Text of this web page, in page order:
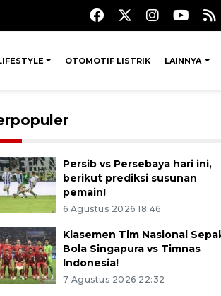
OTOMOTIF LISTRIK LAINNYA
Persib vs Persebaya hari ini,
berikut prediksi susunan
pemain!
6 Agustus 2026 18:46
Klasemen Tim Nasional
Bola Singapura vs Timnas
Indonesia!
7 Agustus 2026 22:32